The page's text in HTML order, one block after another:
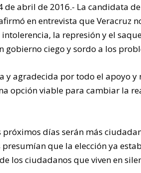
de abril de 2016.- La candidata
en entrevista que Veracruz
la represión y el
gobierno ciego y sordo a los
y agradecida por todo el apoyo
opción viable para cambiar la
próximos días serán más
que la elección ya
los ciudadanos que viven en